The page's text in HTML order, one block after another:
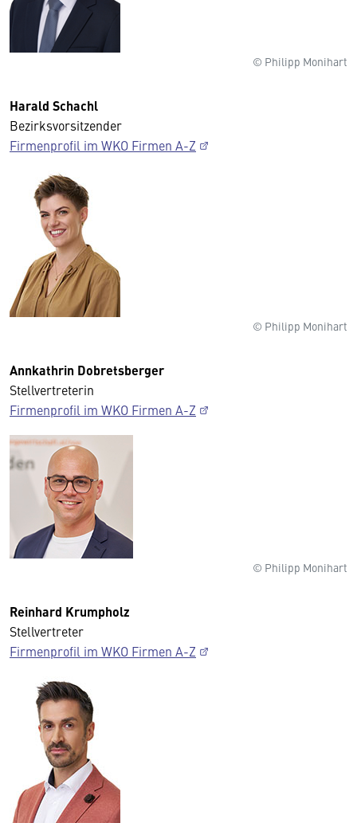
© Philipp Monihart
Harald Schachl
Bezirksvorsitzender
Firmenprofil im WKO Firmen A-Z
© Philipp Monihart
Annkathrin Dobretsberger
Stellvertreterin
Firmenprofil im WKO Firmen A-Z
© Philipp Monihart
Reinhard Krumpholz
Stellvertreter
Firmenprofil im WKO Firmen A-Z